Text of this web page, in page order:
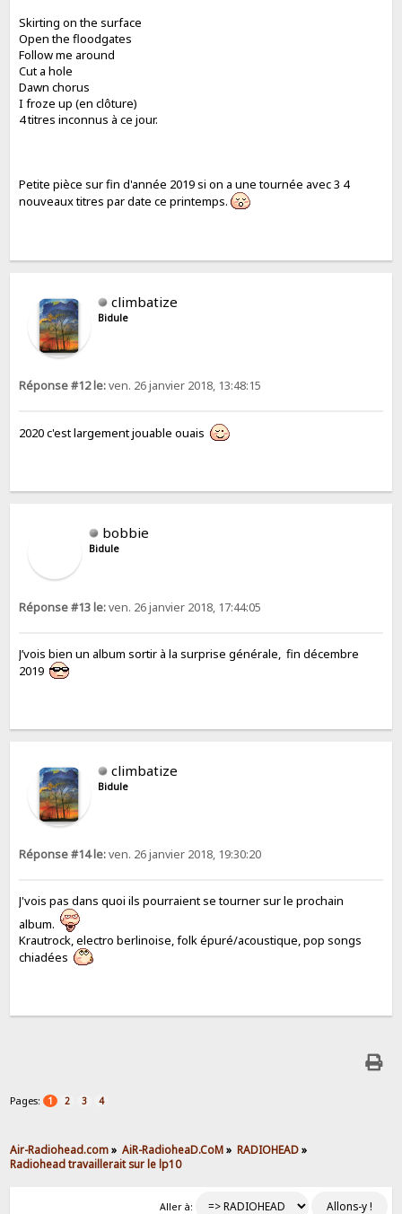
Skirting on the surface
Open the floodgates
Follow me around
Cut a hole
Dawn chorus
I froze up (en clôture)
4 titres inconnus à ce jour.
Petite pièce sur fin d'année 2019 si on a une tournée avec 3 4
nouveaux titres par date ce printemps.
climbatize
Bidule
Réponse #12 le:ven. 26 janvier 2018, 13:48:15
2020 c'est largement jouable ouais
bobbie
Bidule
Réponse #13 le:ven. 26 janvier 2018, 17:44:05
J’vois bien un album sortir à la surprise générale, fin décembre
2019
climbatize
Bidule
Réponse #14 le:ven. 26 janvier 2018, 19:30:20
J'vois pas dans quoi ils pourraient se tourner sur le prochain
album.
Krautrock, electro berlinoise, folk épuré/acoustique, pop songs
chiadées
Pages: 1 2 3 4
Air-Radiohead.com» AiR-RadioheaD.CoM» RADIOHEAD»
Radiohead travaillerait sur le lp10
Aller à: